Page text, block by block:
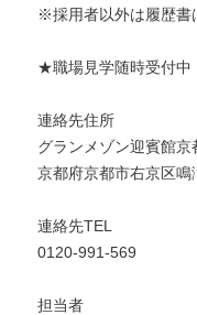
※採用者以外は履歴書
★職場見学随時受付中
連絡先住所
グランメゾン迎賓館京
京都府京都市右京区鳴
連絡先TEL
0120-991-569
担当者